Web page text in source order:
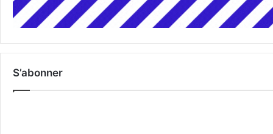
S’abonner